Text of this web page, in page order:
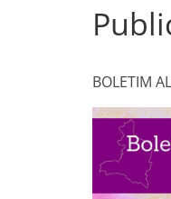
BOLETIM